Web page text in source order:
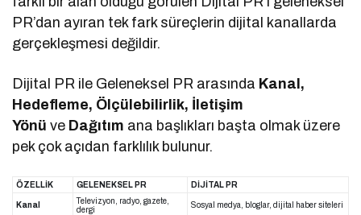
PR’dan ayıran tek fark süreçlerin dijital kanallarda
gerçekleşmesi değildir.
Dijital PR ile Geleneksel PR arasında Kanal,
Hedefleme, Ölçülebilirlik, İletişim
Yönüve Dağıtım ana başlıkları başta olmak üzere
pek çok açıdan farklılık bulunur.
ÖZELLİK GELENEKSEL PR DİJİTAL PR
Kanal
Televizyon, radyo, gazete,
dergi
Sosyal medya, bloglar, dijital haber siteleri